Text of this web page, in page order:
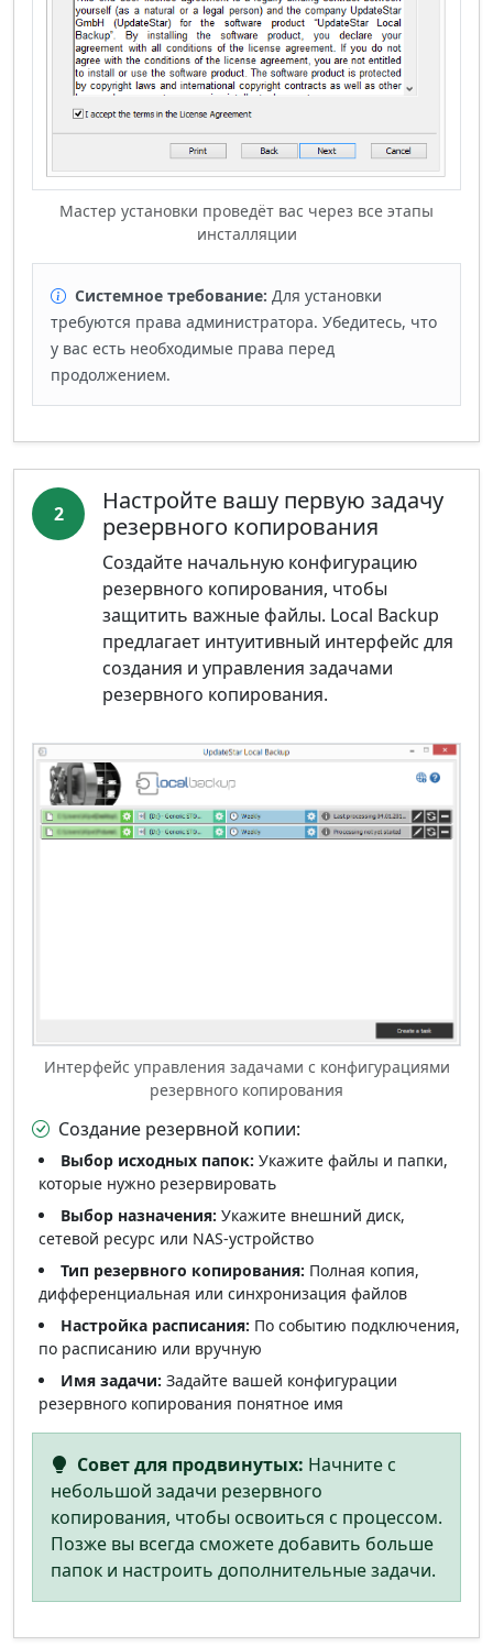
Мастер установки проведёт вас через все этапы
инсталляции
Системное требование: Для установки
требуются права администратора. Убедитесь, что
у вас есть необходимые права перед
продолжением.
2
Настройте вашу первую задачу
резервного копирования
Создайте начальную конфигурацию
резервного копирования, чтобы
защитить важные файлы. Local Backup
предлагает интуитивный интерфейс для
создания и управления задачами
резервного копирования.
Интерфейс управления задачами с конфигурациями
резервного копирования
Создание резервной копии:
Выбор исходных папок: Укажите файлы и папки,
которые нужно резервировать
Выбор назначения: Укажите внешний диск,
сетевой ресурс или NAS-устройство
Тип резервного копирования: Полная копия,
дифференциальная или синхронизация файлов
Настройка расписания: По событию подключения,
по расписанию или вручную
Имя задачи: Задайте вашей конфигурации
резервного копирования понятное имя
Совет для продвинутых: Начните с
небольшой задачи резервного
копирования, чтобы освоиться с процессом.
Позже вы всегда сможете добавить больше
папок и настроить дополнительные задачи.